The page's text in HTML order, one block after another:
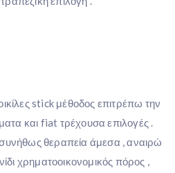
stick μέθοδος επιτρέπω την
και fiat τρέχουσα επιλογές .
θεραπεία άμεσα , αναιρώ
χρηματοοικονομικός πόρος ,